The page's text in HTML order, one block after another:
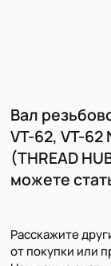
Вал
VT-62, VT-62
(THREAD
можете
Расскажите
от покупки или